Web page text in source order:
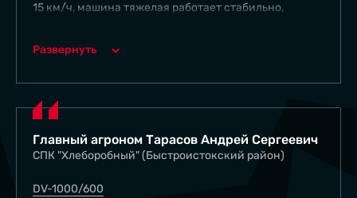
15 км/ч, машина тяжелая работает стабильно,
2000 тыс га залежных земель по технической части
никаких проблем. На 2-й раз делает идиальную
Развернуть
Главный агроном Тарасов Андрей Сергеевич
СПК "Хлеборобный" (Быстроистокский район)
DV-1000/600